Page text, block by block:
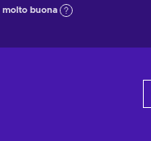
molto buona